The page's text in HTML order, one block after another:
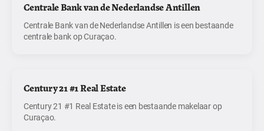
Centrale Bank van de Nederlandse Antillen
Centrale Bank van de Nederlandse Antillen is een bestaande
centrale bank op Curaçao.
Century 21 #1 Real Estate
Century 21 #1 Real Estate is een bestaande makelaar op
Curaçao.